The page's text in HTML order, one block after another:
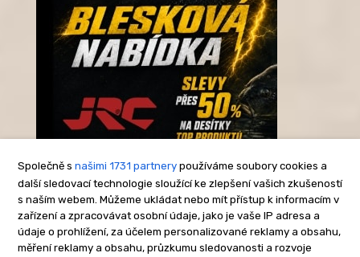
Společně s našimi 1731 partnery používáme soubory cookies a
další sledovací technologie sloužící ke zlepšení vašich zkušeností
s naším webem. Můžeme ukládat nebo mít přístup k informacím v
zařízení a zpracovávat osobní údaje, jako je vaše IP adresa a
údaje o prohlížení, za účelem personalizované reklamy a obsahu,
měření reklamy a obsahu, průzkumu sledovanosti a rozvoje
-Reklama-